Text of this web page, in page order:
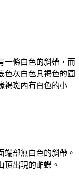
一條白色的斜帶，而
色灰白色具褐色的圓
褐斑內有白色的小
部無白色的斜帶。
頂出現的雌蝶。